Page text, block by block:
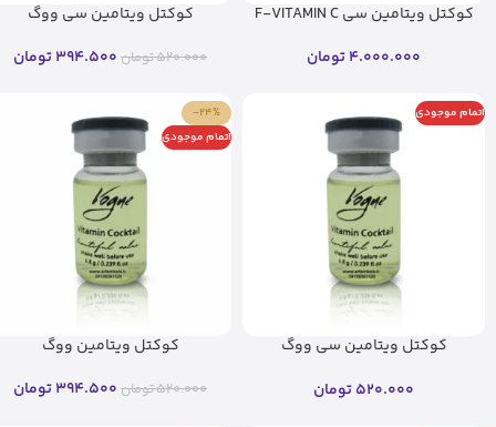
کوکتل ویتامین سی F-VITAMIN C
4.000.000تومان
کوکتل ویتامین سی ووگ
520.000تومان 394.500تومان
اتمام موجودی
کوکتل ویتامین سی ووگ
520.000تومان
-24%
اتمام موجودی
کوکتل ویتامین ووگ
520.000تومان 394.500تومان